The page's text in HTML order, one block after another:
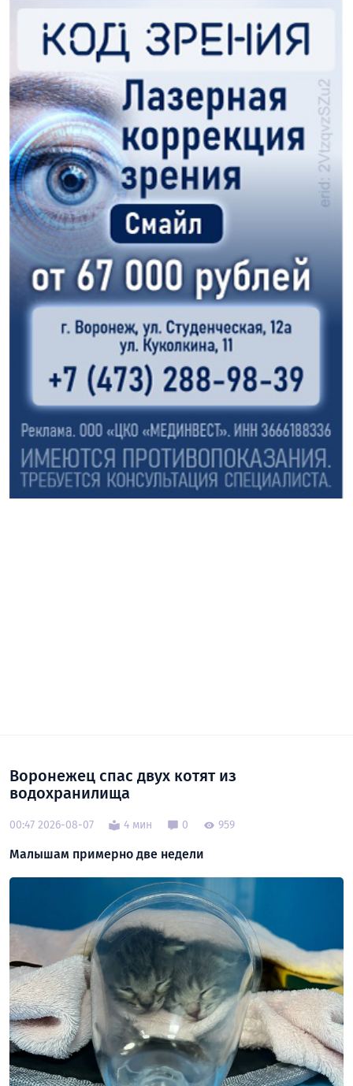
Воронежец спас двух котят из
водохранилища
00:47 2026-08-07 4 мин 0 959
Малышам примерно две недели